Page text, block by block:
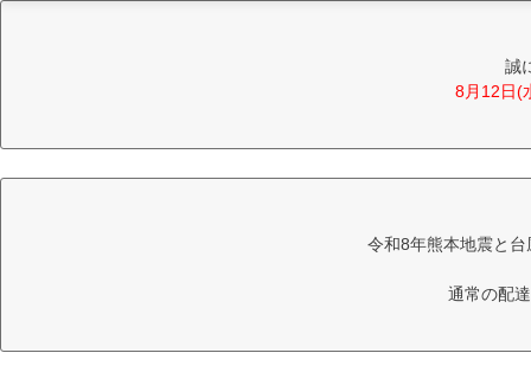
誠
8月12日(
令和8年熊本地震と
通常の配